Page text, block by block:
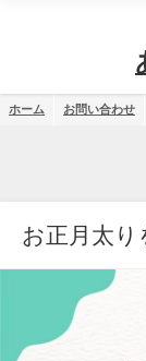
ホーム お問い合わせ
お正月太